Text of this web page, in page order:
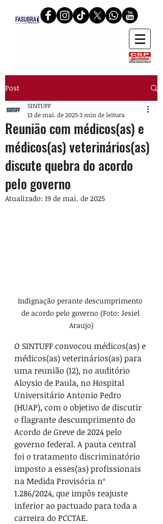
Post
Reunião com médicos(as) e
médicos(as) veterinários(as)
discute quebra do acordo
pelo governo
SINTUFF
13 de mai. de 20253 min de leitura
Atualizado: 19 de mai. de 2025
Indignação perante descumprimento
de acordo pelo governo (Foto: Jesiel
Araujo)
O SINTUFF convocou médicos(as) e
médicos(as) veterinários(as) para
uma reunião (12), no auditório
Aloysio de Paula, no Hospital
Universitário Antonio Pedro
(HUAP), com o objetivo de discutir
o flagrante descumprimento do
Acordo de Greve de 2024 pelo
governo federal. A pauta central
foi o tratamento discriminatório
imposto a esses(as) profissionais
na Medida Provisória nº
1.286/2024, que impôs reajuste
inferior ao pactuado para toda a
carreira do PCCTAE.